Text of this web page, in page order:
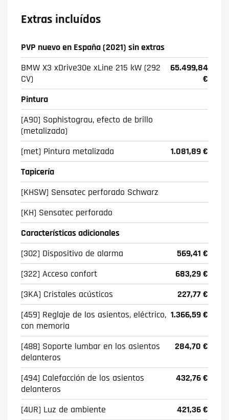
Extras incluídos
PVP nuevo en España (2021) sin extras
BMW X3 xDrive30e xLine 215 kW (292
CV)
65.499,84
€
Pintura
[A90] Sophistograu, efecto de brillo
(metalizada)
[met] Pintura metalizada
1.081,89 €
Tapicería
[KHSW] Sensatec perforado Schwarz
[KH] Sensatec perforado
Características adicionales
[302] Dispositivo de alarma
569,41 €
[322] Acceso confort
683,29 €
[3KA] Cristales acústicos
227,77 €
[459] Reglaje de los asientos, eléctrico,
con memoria
1.366,59 €
[488] Soporte lumbar en los asientos
delanteros
284,70 €
[494] Calefacción de los asientos
delanteros
432,76 €
[4UR] Luz de ambiente
421,36 €